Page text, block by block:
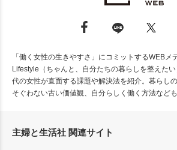
「働く女性の生きやすさ」にコミットするWEBメ
Lifestyle（ちゃんと、自分たちの暮らしを整えた
代の女性が直面する課題や解決法を紹介。暮らし
そぐわない古い価値観、自分らしく働く方法など
主婦と生活社 関連サイト